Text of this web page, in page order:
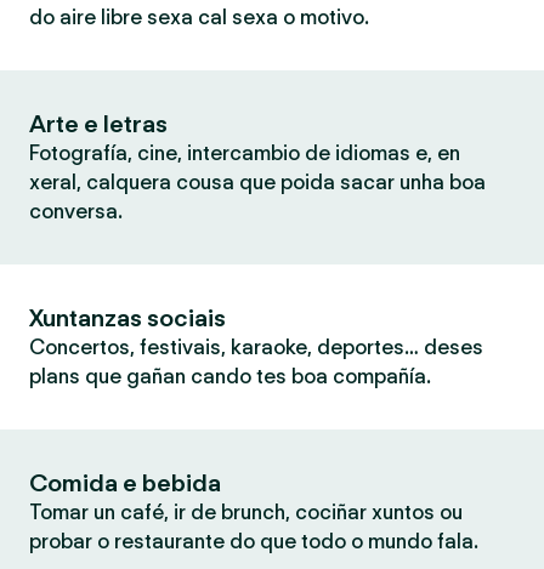
do aire libre sexa cal sexa o motivo.
Arte e letras
Fotografía, cine, intercambio de idiomas e, en
xeral, calquera cousa que poida sacar unha boa
conversa.
Xuntanzas sociais
Concertos, festivais, karaoke, deportes… deses
plans que gañan cando tes boa compañía.
Comida e bebida
Tomar un café, ir de brunch, cociñar xuntos ou
probar o restaurante do que todo o mundo fala.